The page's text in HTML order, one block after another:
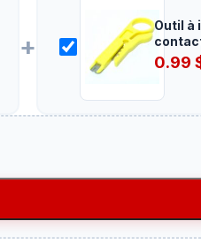
+
Outil à
0.99